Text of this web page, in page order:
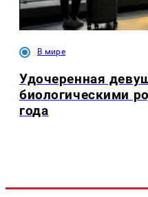
В мире
Удочеренная
биологическими
года